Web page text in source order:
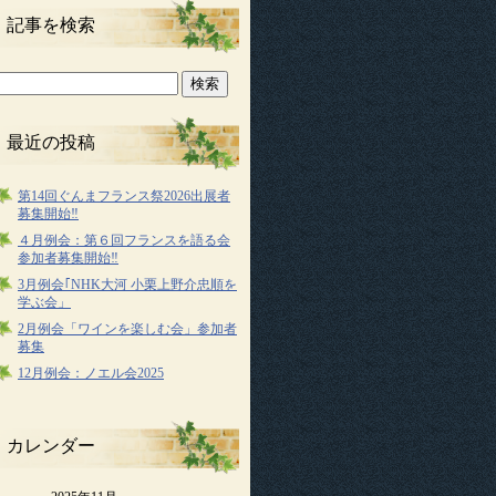
記事を検索
最近の投稿
第14回ぐんまフランス祭2026出展者
募集開始‼
４月例会：第６回フランスを語る会
参加者募集開始‼
3月例会｢NHK大河 小栗上野介忠順を
学ぶ会」
2月例会「ワインを楽しむ会」参加者
募集
12月例会：ノエル会2025
カレンダー